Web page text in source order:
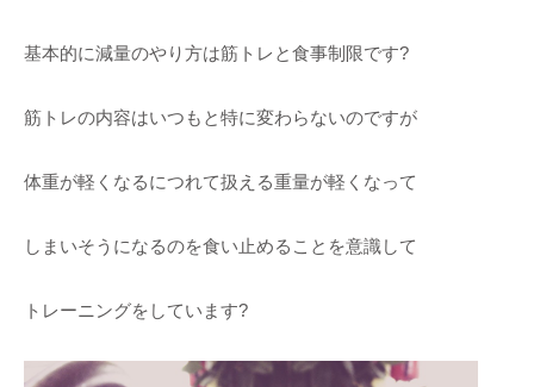
基本的に減量のやり方は筋トレと食事制限です?
筋トレの内容はいつもと特に変わらないのですが
体重が軽くなるにつれて扱える重量が軽くなって
しまいそうになるのを食い止めることを意識して
トレーニングをしています?